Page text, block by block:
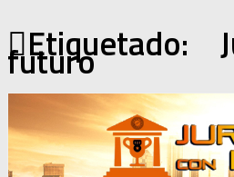
Etiquetado:
futuro